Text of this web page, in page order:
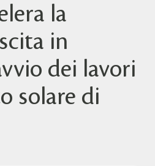
la
in
dei lavori
solare di